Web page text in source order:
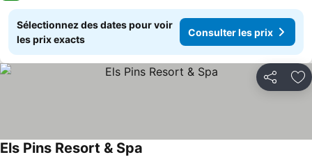
Sélectionnez des dates pour voir
les prix exacts
Consulter les prix
Partager
Els Pins Resort & Spa